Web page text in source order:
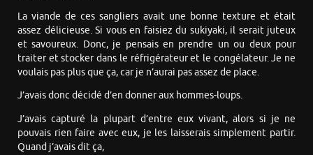
La viande de ces sangliers avait une bonne texture et était
assez délicieuse. Si vous en faisiez du sukiyaki, il serait juteux
et savoureux. Donc, je pensais en prendre un ou deux pour
traiter et stocker dans le réfrigérateur et le congélateur. Je ne
voulais pas plus que ça, car je n’aurai pas assez de place.
J’avais donc décidé d’en donner aux hommes-loups.
J’avais capturé la plupart d’entre eux vivant, alors si je ne
pouvais rien faire avec eux, je les laisserais simplement partir.
Quand j’avais dit ça,